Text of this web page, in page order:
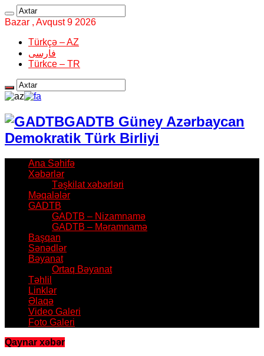
Bazar , Avqust 9 2026
Türkçə – AZ
فارسی
Türkce – TR
GADTB Güney Azərbaycan
Demokratik Türk Birliyi
Ana Səhifə
Xəbərlər
Təşkilat xəbərləri
Məqalələr
GADTB
GADTB – Nizamnamə
GADTB – Məramnamə
Başqan
Sənədlər
Bəyanat
Ortaq Bəyanat
Təhlil
Linklər
Əlaqə
Video Galeri
Foto Galeri
Qaynar xəbər